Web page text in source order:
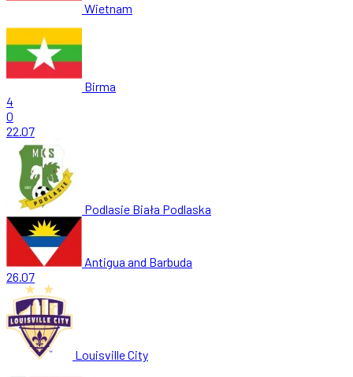
Wietnam
Birma
4
0
22.07
Podlasie Biała Podlaska
Antigua and Barbuda
26.07
Louisville City